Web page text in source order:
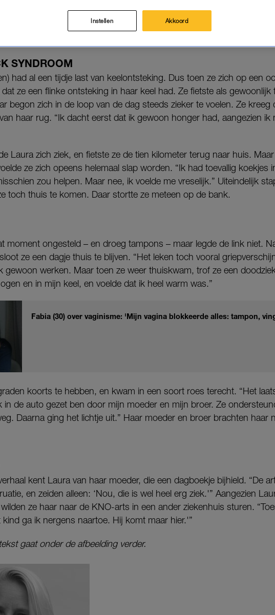
zeldzaam, maar jekunt er in het ergste geval aan overlijden
SYNDROOM
had al een tijdje last van keelontsteking. Dus toen ze zich op een
ze een flinke ontsteking in haar keel had. Ze fietste als gewoonlijk
begon zich in de loop van de dag steeds zieker te voelen. Ze kreeg
haar rug. “Ik dacht eerst dat ik gewoon honger had, aangezien ik
Laura zich ziek, en fietste ze de tien kilometer terug naar huis.
ze zich opeens helemaal slap worden. “Ik had toevallig koekjes
zou helpen. Maar nee, ik voelde me vreselijk.” Uiteindelijk
toch thuis te komen. Daar stortte ze meteen op de bank.
moment ongesteld – en droeg tampons – maar legde de link niet.
ze een dagje thuis te blijven. “Het leken toch vooral
gewoon werken. Maar toen ze weer thuiskwam, trof ze een
en in mijn keel, en voelde dat ik heel warm was.”
Fabia (30) over vaginisme: 'Mijn vagina blokkeerde alles: tampon,
koorts te hebben, en kwam in een soort roes terecht. “Het
in de auto gezet ben door mijn moeder en mijn broer. Ze
Daarna ging het lichtje uit.” Haar moeder en broer brachten haar
kent Laura van haar moeder, die een dagboekje bijhield. “De
en zeiden alleen: ‘Nou, die is wel heel erg ziek.'” Aangezien
ze haar naar de KNO-arts in een ander ziekenhuis sturen.
kind ga ik nergens naartoe. Hij komt maar hier.'”
gaat onder de afbeelding verder.
Instellen Akkoord